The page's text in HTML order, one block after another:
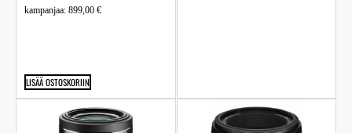
kampanjaa: 899,00 €
LISÄÄ OSTOSKORIIN